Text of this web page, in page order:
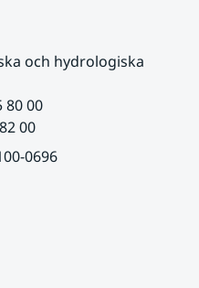
och hydrologiska
80 00
00
0696